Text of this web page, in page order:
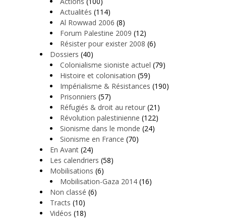
Actualités (114)
Al Rowwad 2006 (8)
Forum Palestine 2009 (12)
Résister pour exister 2008 (6)
Dossiers (40)
Colonialisme sioniste actuel (79)
Histoire et colonisation (59)
Impérialisme & Résistances (190)
Prisonniers (57)
Réfugiés & droit au retour (21)
Révolution palestinienne (122)
Sionisme dans le monde (24)
Sionisme en France (70)
En Avant (24)
Les calendriers (58)
Mobilisations (6)
Mobilisation-Gaza 2014 (16)
Non classé (6)
Tracts (10)
Vidéos (18)